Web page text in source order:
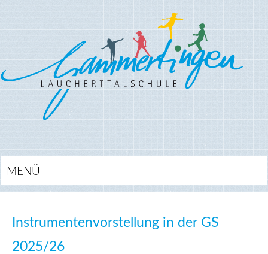
MENÜ
Instrumentenvorstellung in der GS
2025/26